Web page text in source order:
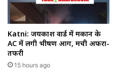
Katni: जयप्रकाश वार्ड में मकान के
AC में लगी भीषण आग, मची अफरा-
तफरी
15 hours ago